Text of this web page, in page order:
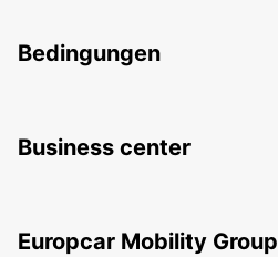
Bedingungen
Business center
Europcar Mobility Group